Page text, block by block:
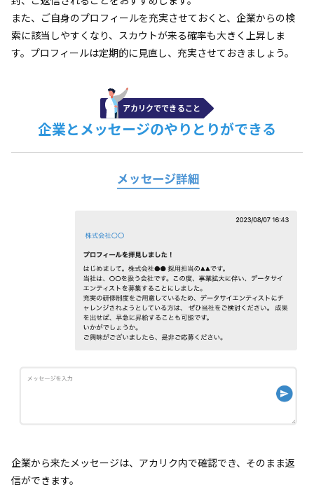
また、ご自身のプロフィールを充実させておくと、企業からの検
索に該当しやすくなり、スカウトが来る確率も大きく上昇しま
す。プロフィールは定期的に見直し、充実させておきましょう。
企業とメッセージのやりとりができる
企業から来たメッセージは、アカリク内で確認でき、そのまま返
信ができます。